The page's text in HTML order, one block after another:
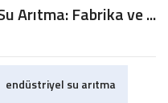
Arıtma: Fabrika ve ...
endüstriyel su arıtma